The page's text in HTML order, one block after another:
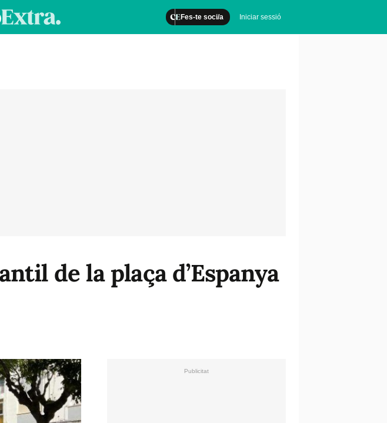
Fes-te soci/a Iniciar sessió
de la plaça d’Espanya